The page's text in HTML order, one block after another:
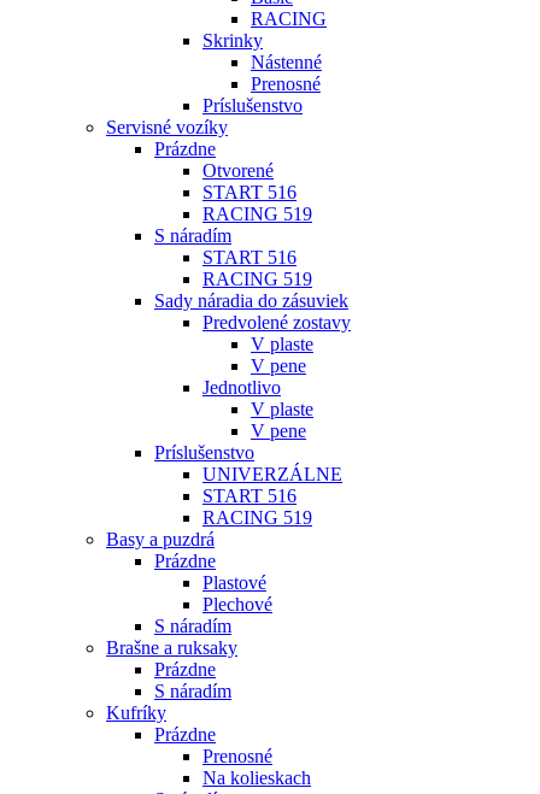
RACING
Skrinky
Nástenné
Prenosné
Príslušenstvo
Servisné vozíky
Prázdne
Otvorené
START 516
RACING 519
S náradím
START 516
RACING 519
Sady náradia do zásuviek
Predvolené zostavy
V plaste
V pene
Jednotlivo
V plaste
V pene
Príslušenstvo
UNIVERZÁLNE
START 516
RACING 519
Basy a puzdrá
Prázdne
Plastové
Plechové
S náradím
Brašne a ruksaky
Prázdne
S náradím
Kufríky
Prázdne
Prenosné
Na kolieskach